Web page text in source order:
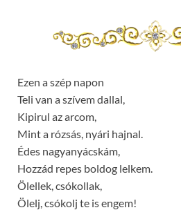
Ezen a szép napon
Teli van a szívem dallal,
Kipirul az arcom,
Mint a rózsás, nyári hajnal.
Édes nagyanyácskám,
Hozzád repes boldog lelkem.
Ölellek, csókollak,
Ölelj, csókolj te is engem!